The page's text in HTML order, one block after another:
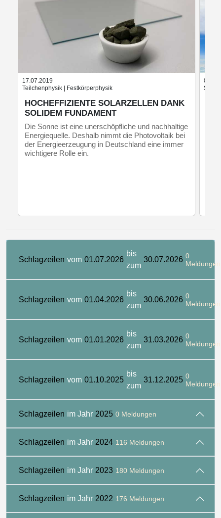
17.07.2019
Teilchenphysik | Festkörperphysik
HOCHEFFIZIENTE SOLARZELLEN DANK
SOLIDEM FUNDAMENT
Die Sonne ist eine unerschöpfliche und nachhaltige
Energiequelle. Deshalb nimmt die Photovoltaik bei
der Energieerzeugung in Deutschland eine immer
wichtigere Rolle ein.
Schlagzeilen vom 01.07.2026
bis
zum
30.07.2026 0
Meldungen
Schlagzeilen vom 01.04.2026
bis
zum
30.06.2026 0
Meldungen
Schlagzeilen vom 01.01.2026
bis
zum
31.03.2026 0
Meldungen
Schlagzeilen vom 01.10.2025
bis
zum
31.12.2025 0
Meldungen
Schlagzeilen im Jahr 2025 0 Meldungen
Schlagzeilen im Jahr 2024 116 Meldungen
Schlagzeilen im Jahr 2023 180 Meldungen
Schlagzeilen im Jahr 2022 176 Meldungen